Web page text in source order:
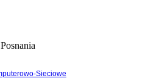
Sieciowe